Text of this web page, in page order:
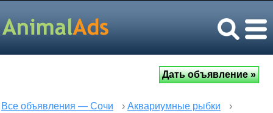
Все объявления — Сочи › Аквариумные рыбки
›